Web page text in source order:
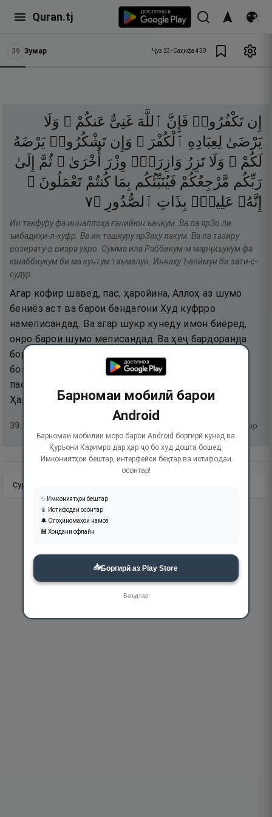
Quran.tj
39 Зумар Ҷуз 23 •Саҳифа 459
إِن تَكْفُرُوا۟ فَإِنَّ ٱللَّهَ غَنِىٌّ عَنكُمْ ۖ وَلَا
يَرْضَىٰ لِعِبَادِهِ ٱلْكُفْرَ ۖ وَإِن تَشْكُرُوا۟ يَرْضَهُ
لَكُمْ ۗ وَلَا تَزِرُ وَازِرَةٌۭ وِزْرَ أُخْرَىٰ ۗ ثُمَّ
إِلَىٰ
رَبِّكُم مَّرْجِعُكُمْ فَيُنَبِّئُكُم بِمَا كُنتُمْ تَعْمَلُونَ ۚ
إِنَّهُۥ عَلِيمٌۢ بِذَاتِ ٱلصُّدُورِ ۝٧
Ин такфуру фа инналлоҳа ғанийюн ъанкум. Ва ла ярЗо ли
ъибадиҳи-л-куфр. Ва ин ташкуру ярЗаҳу лакум. Ва ла тазиру
возирату-в визра ухро. Сумма ила Раббикум-м марҷиъукум фа
юнаббиукум би ма кунтум таъмалун. Иннаҳу Ъалӣмун би зати-с-
судур.
Агар кофир шавед, пас, ҳаройина, Аллоҳ аз шумо
бениёз аст ва барои бандагони Худ куфрро
намеписандад. Ва агар шукр кунеду имон биёред,
онро барои шумо меписандад. Ва ҳеҷ бардоранда
бори гуноҳи дигареро намебардорад. Баъд аз он
бозгаштани шумо ба сӯйи Парвардигори шумост,
пас, шуморо бо он чӣ мекардед, хабар диҳад.
Ҳаройина, Ӯ ба он чӣ дар сина (дил)-ҳост, доност.
39: тафсир
Сураи пурра
Барномаи мобилӣ барои
Android
Барномаи мобилии моро барои Android боргирӣ кунед ва
Қуръони Каримро дар ҳар ҷо бо худ дошта бошед.
Имкониятҳои бештар, интерфейси беҳтар ва истифодаи
осонтар!
✨ Имкониятҳои бештар
📱 Истифодаи осонтар
🔔 Огоҳиномаҳои намоз
💾 Хондани офлайн
📥Боргирӣ аз Play Store
Баъдтар